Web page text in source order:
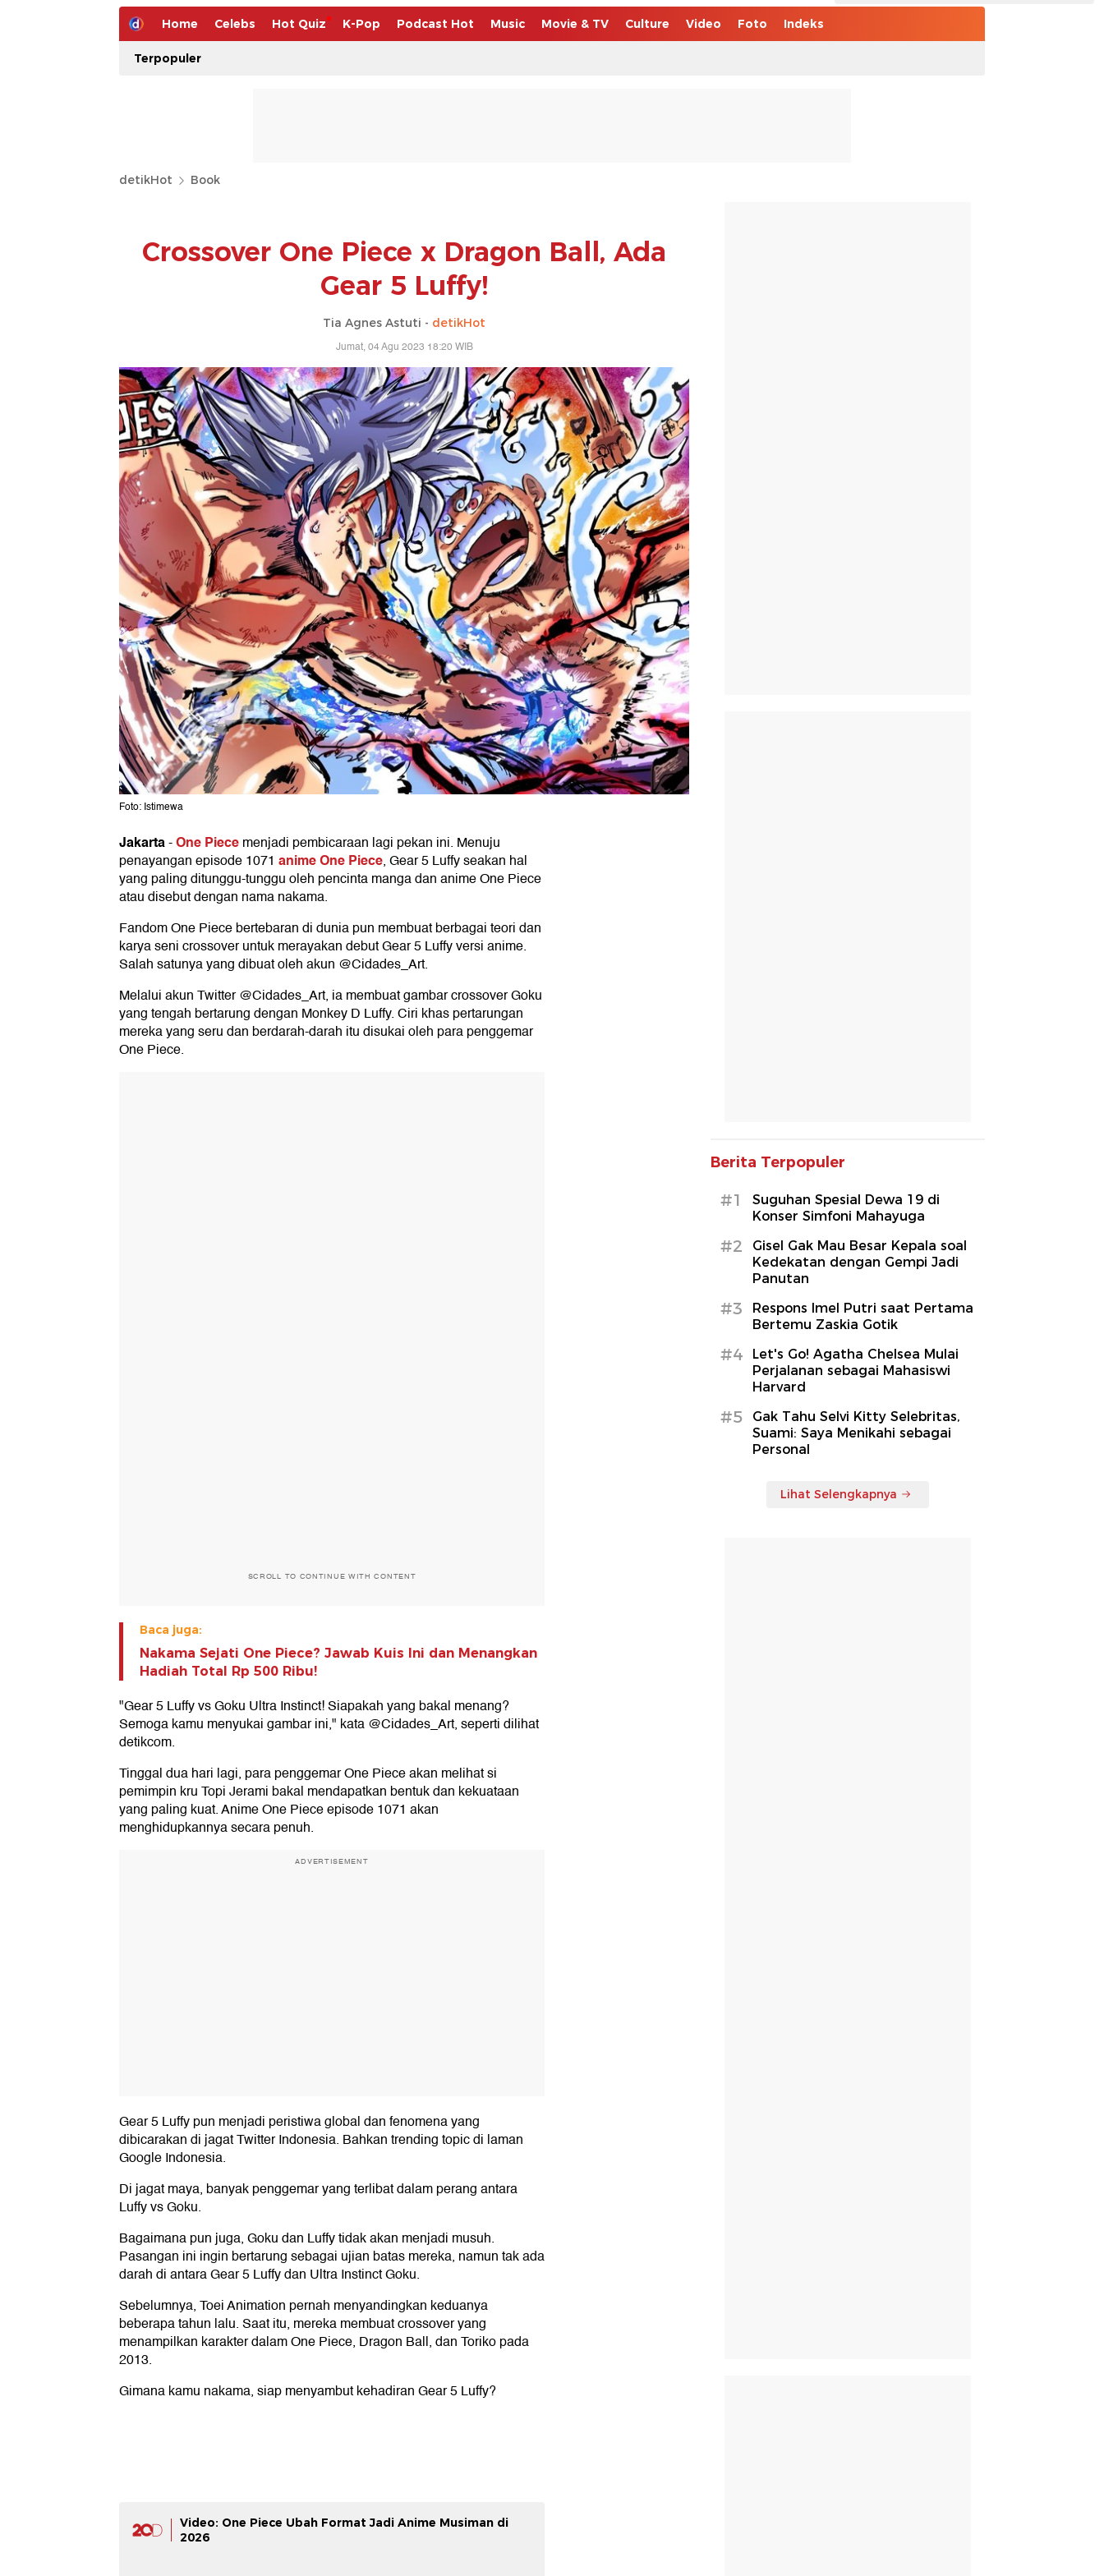
Home Celebs Hot Quiz K-Pop Podcast Hot Music Movie & TV Culture Video Foto Indeks
Terpopuler
detikHot Book
Crossover One Piece x Dragon Ball, Ada
Gear 5 Luffy!
Tia Agnes Astuti - detikHot
Jumat, 04 Agu 2023 18:20 WIB
Foto: Istimewa
Jakarta-One Piecemenjadi pembicaraan lagi pekan ini. Menuju
penayangan episode 1071 anime One Piece, Gear 5 Luffy seakan hal
yang paling ditunggu-tunggu oleh pencinta manga dan anime One Piece
atau disebut dengan nama nakama.
Fandom One Piece bertebaran di dunia pun membuat berbagai teori dan
karya seni crossover untuk merayakan debut Gear 5 Luffy versi anime.
Salah satunya yang dibuat oleh akun @Cidades_Art.
Melalui akun Twitter @Cidades_Art, ia membuat gambar crossover Goku
yang tengah bertarung dengan Monkey D Luffy. Ciri khas pertarungan
mereka yang seru dan berdarah-darah itu disukai oleh para penggemar
One Piece.
SCROLL TO CONTINUE WITH CONTENT
Baca juga:
Nakama Sejati One Piece? Jawab Kuis Ini dan Menangkan
Hadiah Total Rp 500 Ribu!
"Gear 5 Luffy vs Goku Ultra Instinct! Siapakah yang bakal menang?
Semoga kamu menyukai gambar ini," kata @Cidades_Art, seperti dilihat
detikcom.
Tinggal dua hari lagi, para penggemar One Piece akan melihat si
pemimpin kru Topi Jerami bakal mendapatkan bentuk dan kekuataan
yang paling kuat. Anime One Piece episode 1071 akan
menghidupkannya secara penuh.
ADVERTISEMENT
Gear 5 Luffy pun menjadi peristiwa global dan fenomena yang
dibicarakan di jagat Twitter Indonesia. Bahkan trending topic di laman
Google Indonesia.
Di jagat maya, banyak penggemar yang terlibat dalam perang antara
Luffy vs Goku.
Bagaimana pun juga, Goku dan Luffy tidak akan menjadi musuh.
Pasangan ini ingin bertarung sebagai ujian batas mereka, namun tak ada
darah di antara Gear 5 Luffy dan Ultra Instinct Goku.
Sebelumnya, Toei Animation pernah menyandingkan keduanya
beberapa tahun lalu. Saat itu, mereka membuat crossover yang
menampilkan karakter dalam One Piece, Dragon Ball, dan Toriko pada
2013.
Gimana kamu nakama, siap menyambut kehadiran Gear 5 Luffy?
Video: One Piece Ubah Format Jadi Anime Musiman di
2026
Berita Terpopuler
#1
Suguhan Spesial Dewa 19 di
Konser Simfoni Mahayuga
#2
Gisel Gak Mau Besar Kepala soal
Kedekatan dengan Gempi Jadi
Panutan
#3
Respons Imel Putri saat Pertama
Bertemu Zaskia Gotik
#4
Let's Go! Agatha Chelsea Mulai
Perjalanan sebagai Mahasiswi
Harvard
#5
Gak Tahu Selvi Kitty Selebritas,
Suami: Saya Menikahi sebagai
Personal
Lihat Selengkapnya